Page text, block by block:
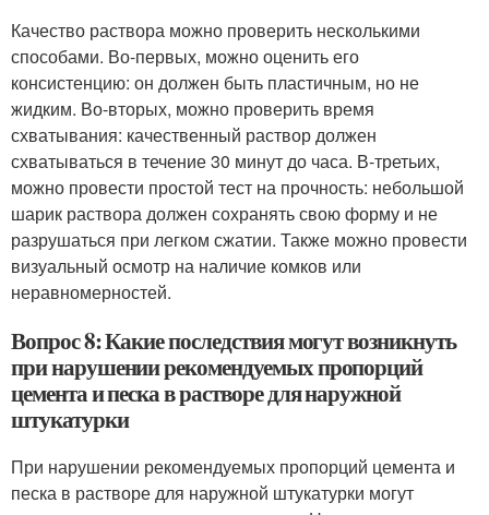
Качество раствора можно проверить несколькими
способами. Во-первых, можно оценить его
консистенцию: он должен быть пластичным, но не
жидким. Во-вторых, можно проверить время
схватывания: качественный раствор должен
схватываться в течение 30 минут до часа. В-третьих,
можно провести простой тест на прочность: небольшой
шарик раствора должен сохранять свою форму и не
разрушаться при легком сжатии. Также можно провести
визуальный осмотр на наличие комков или
неравномерностей.
Вопрос 8: Какие последствия могут возникнуть
при нарушении рекомендуемых пропорций
цемента и песка в растворе для наружной
штукатурки
При нарушении рекомендуемых пропорций цемента и
песка в растворе для наружной штукатурки могут